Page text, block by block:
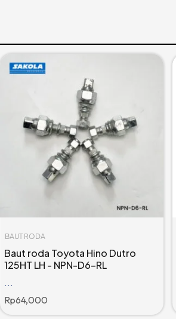
BAUT RODA
Baut roda Toyota Hino Dutro
125HT LH - NPN-D6-RL
...
Rp64,000